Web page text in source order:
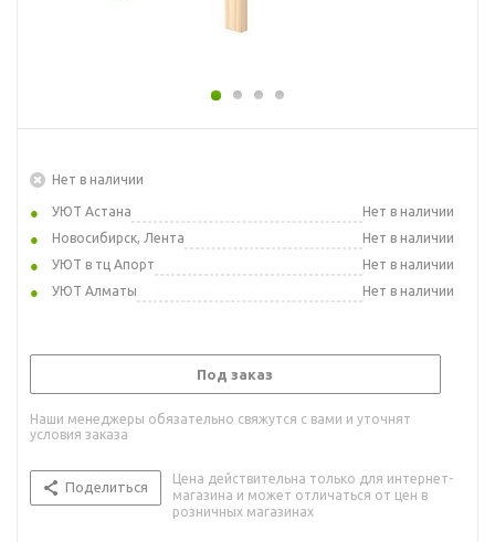
Нет в наличии
УЮТ Астана
Нет в наличии
Новосибирск, Лента
Нет в наличии
УЮТ в тц Апорт
Нет в наличии
УЮТ Алматы
Нет в наличии
Под заказ
Наши менеджеры обязательно свяжутся с вами и уточнят
условия заказа
Поделиться
Цена действительна только для интернет-
магазина и может отличаться от цен в
розничных магазинах